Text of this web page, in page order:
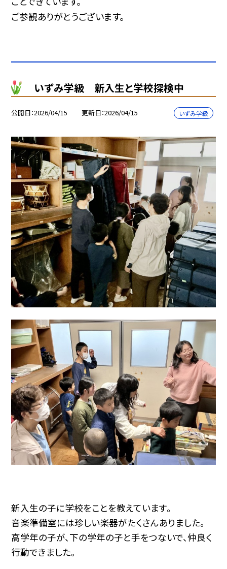
ご参観ありがとうございます。
いずみ学級 新入生と学校探検中
公開日 2026/04/15 更新日 2026/04/15 いずみ学級
新入生の子に学校をことを教えています。
音楽準備室には珍しい楽器がたくさんありました。
高学年の子が、下の学年の子と手をつないで、仲良く
行動できました。